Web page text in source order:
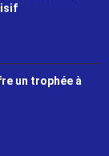
un trophée à